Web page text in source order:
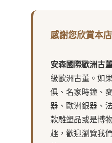
感謝您欣賞本
安森國際歐洲古
級歐洲古董。如
俱、名家時鐘、
器、歐洲銀器、
款雕塑品或是博
趣，歡迎瀏覽我